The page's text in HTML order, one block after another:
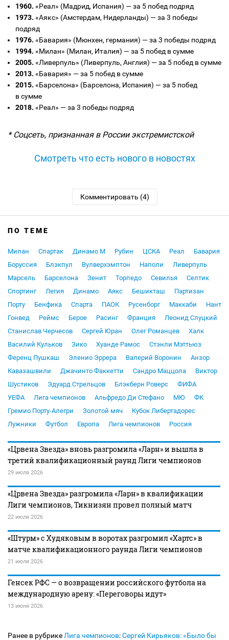
1960. «Реал» (Мадрид, Испания) — за 5 побед подряд
1973. «Аякс» (Амстердам, Нидерланды) — за 3 победы
подряд
1976. «Бавария» (Мюнхен, германия) — за 3 победы подряд
1994. «Милан» (Милан, Италия) — за 5 побед в сумме
2005. «Ливерпуль» (Ливерпуль, Англия) — за 5 побед в сумме
2013. «Бавария» — за 5 побед в сумме
2015. «Барселона» (Барселона, Испания) — за 5 побед
в сумме
2018. «Реал» — за 3 победы подряд
* Соцсеть, признанная в России экстремистской
Смотреть что есть нового в новостях
Комментировать (4)
ПО ТЕМЕ
Милан Спартак Динамо М Рубин ЦСКА Реал
Бавария
Боруссия
Блэкпул Вулверхэмптон Наполи
Ливерпуль
Марсель
Барселона Зенит Торпедо Севилья
Селтик
Спортинг
Легия Динамо Аякс Бешикташ
Партизан
Порту
Бенфика Спарта ПАОК Русенборг Маккаби
Нант
Гонвед
Реймс Берое Расинг Франция
Леонид Слуцкий
Станислав Черчесов
Сергей Юран Олег Романцев
Халк
Василий Кульков
Зико Хуанде Рамос
Стэнли Мэттьюз
Ференц Пушкаш
Эленио Эррера Валерий Воронин
Анзор
Кавазашвили
Джачинто Факкетти Сандро Маццола
Виктор
Шустиков
Эдуард Стрельцов Блэкберн Роверс
ФИФА
УЕФА
Лига чемпионов Альфредо Ди Стефано МЮ
ФК
Гремио Порту-Алегри
Золотой мяч
Кубок Либертадорес
Лужники
Футбол Европа Лига чемпионов Россия
«Црвена Звезда» вновь разгромила «Ларн» и вышла в
третий квалификационный раунд Лиги чемпионов
29 июля 2026
«Црвена Звезда» разгромила «Ларн» в квалификации
Лиги чемпионов, Тикнизян провел полный матч
22 июля 2026
«Штурм» с Худяковым в воротах разгромил «Хартс» в
матче квалификационного раунда Лиги чемпионов
21 июля 2026
Генсек РФС — о возвращении российского футбола на
международную арену: «Переговоры идут»
13 июня 2026
Ранее в рубрике Лига чемпионов:Сергей Кирьяков: «Было бы